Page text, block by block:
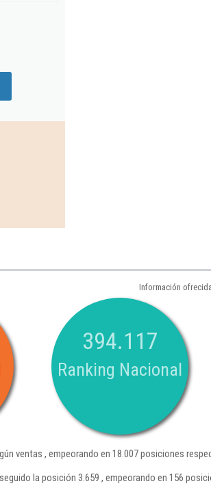
Información
394.117
Ranking Nacional
ventas , empeorando en 18.007 posiciones
la posición 3.659 , empeorando en 156